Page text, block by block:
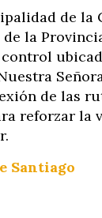
de la
la
de las
reforzar la
Santiago